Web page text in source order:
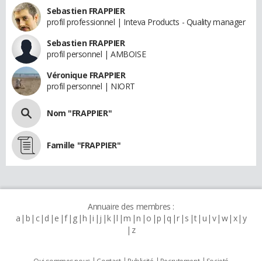
Sebastien FRAPPIER
profil professionnel | Inteva Products - Quality manager
Sebastien FRAPPIER
profil personnel | AMBOISE
Véronique FRAPPIER
profil personnel | NIORT
Nom "FRAPPIER"
Famille "FRAPPIER"
Annuaire des membres :
a b c d e f g h i j k l m n o p q r s t u v w x y
z